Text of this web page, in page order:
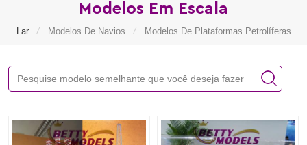
Modelos Em Escala
Lar / Modelos De Navios / Modelos De Plataformas Petrolíferas